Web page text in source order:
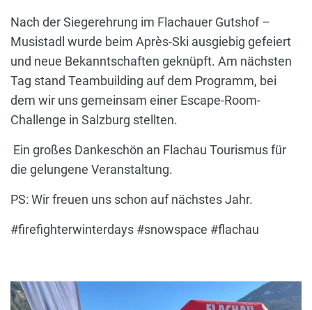
Nach der Siegerehrung im Flachauer Gutshof –
Musistadl wurde beim Après-Ski ausgiebig gefeiert
und neue Bekanntschaften geknüpft. Am nächsten
Tag stand Teambuilding auf dem Programm, bei
dem wir uns gemeinsam einer Escape-Room-
Challenge in Salzburg stellten.
Ein großes Dankeschön an Flachau Tourismus für
die gelungene Veranstaltung.
PS: Wir freuen uns schon auf nächstes Jahr.
#firefighterwinterdays #snowspace #flachau